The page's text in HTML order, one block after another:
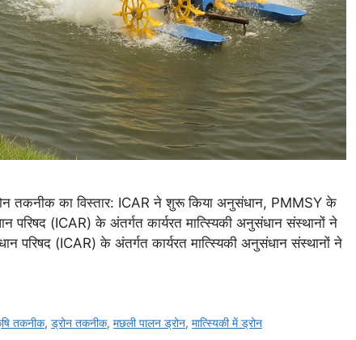
तकनीक का विस्तार: ICAR ने शुरू किया अनुसंधान, PMMSY के
परिषद (ICAR) के अंतर्गत कार्यरत मात्स्यिकी अनुसंधान संस्थानों ने
परिषद (ICAR) के अंतर्गत कार्यरत मात्स्यिकी अनुसंधान संस्थानों ने
तकनीक,ड्रोन तकनीक,मछली पालन ड्रोन,मात्स्यिकी में ड्रोन